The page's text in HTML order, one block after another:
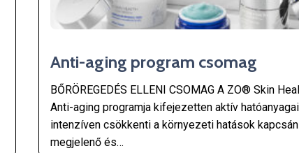
Anti-aging program csomag
BŐRÖREGEDÉS ELLENI CSOMAG A ZO® Skin
Anti-aging programja kifejezetten aktív
intenzíven csökkenti a környezeti hatások kapcsán
megjelenő és…